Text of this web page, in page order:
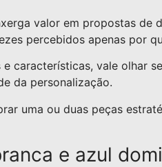
valor em propostas
percebidos apenas por
características, vale olhar
da personalização.
uma ou duas peças
e azul